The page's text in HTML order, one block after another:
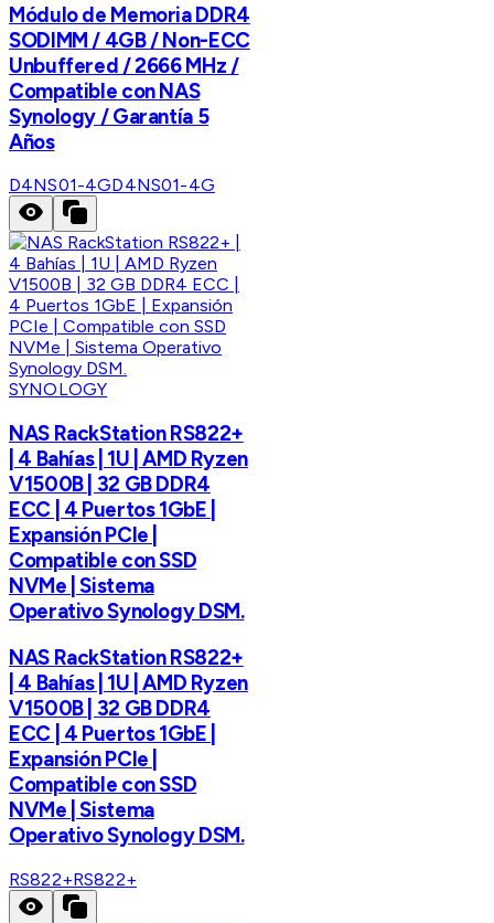
Módulo de Memoria DDR4
SODIMM / 4GB / Non-ECC
Unbuffered / 2666 MHz /
Compatible con NAS
Synology / Garantía 5
Años
D4NS01-4GD4NS01-4G
SYNOLOGY
NAS RackStation RS822+
| 4 Bahías | 1U | AMD Ryzen
V1500B | 32 GB DDR4
ECC | 4 Puertos 1GbE |
Expansión PCIe |
Compatible con SSD
NVMe | Sistema
Operativo Synology DSM.
NAS RackStation RS822+
| 4 Bahías | 1U | AMD Ryzen
V1500B | 32 GB DDR4
ECC | 4 Puertos 1GbE |
Expansión PCIe |
Compatible con SSD
NVMe | Sistema
Operativo Synology DSM.
RS822+RS822+